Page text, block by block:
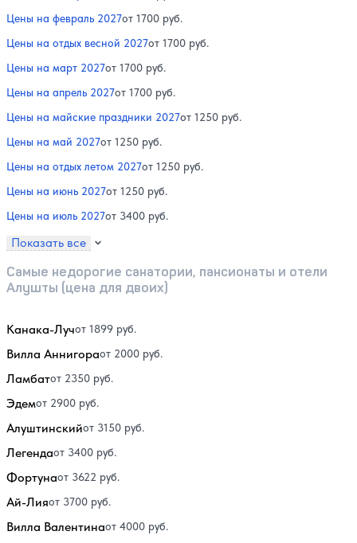
Цены на февраль 2027от 1700 руб.
Цены на отдых весной 2027от 1700 руб.
Цены на март 2027от 1700 руб.
Цены на апрель 2027от 1700 руб.
Цены на майские праздники 2027от 1250 руб.
Цены на май 2027от 1250 руб.
Цены на отдых летом 2027от 1250 руб.
Цены на июнь 2027от 1250 руб.
Цены на июль 2027от 3400 руб.
Показать все
Самые недорогие санатории, пансионаты и отели
Алушты (цена для двоих)
Канака-Лучот 1899 руб.
Вилла Аннигораот 2000 руб.
Ламбатот 2350 руб.
Эдемот 2900 руб.
Алуштинскийот 3150 руб.
Легендаот 3400 руб.
Фортунаот 3622 руб.
Ай-Лияот 3700 руб.
Вилла Валентинаот 4000 руб.